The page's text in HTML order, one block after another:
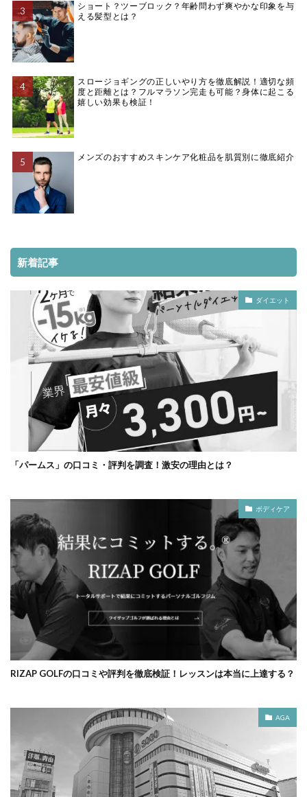
ショート？ツーブロック？年齢問わず爽やかな印象を与
える髪型とは？
スロージョギングの正しいやり方を徹底解説！適切な頻
度と距離とは？フルマラソン完走も可能？身体に起こる
嬉しい効果も検証！
メンズのおすすめスキンケア化粧品を肌質別に徹底紹介
新着記事
ダイエット
「パームス」の口コミ・評判を調査！激安の理由とは？
ボディケア
RIZAP GOLFの口コミや評判を徹底検証！レッスンは本当に上達する？
AGA